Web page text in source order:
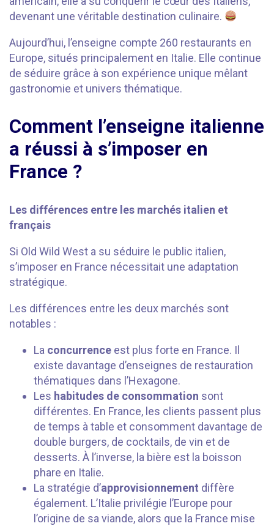
devenant une véritable destination culinaire.
Aujourd’hui, l’enseigne compte 260 restaurants en
Europe, situés principalement en Italie. Elle continue
de séduire grâce à son expérience unique mêlant
gastronomie et univers thématique.
Comment l’enseigne italienne
a réussi à s’imposer en
France ?
Les différences entre les marchés italien et
français
Si Old Wild West a su séduire le public italien,
s’imposer en France nécessitait une adaptation
stratégique.
Les différences entre les deux marchés sont
notables :
La concurrence est plus forte en France. Il
existe davantage d’enseignes de restauration
thématiques dans l’Hexagone.
Les habitudes de consommation sont
différentes. En France, les clients passent plus
de temps à table et consomment davantage de
double burgers, de cocktails, de vin et de
desserts. À l’inverse, la bière est la boisson
phare en Italie.
La stratégie d’approvisionnement diffère
également. L’Italie privilégie l’Europe pour
l’origine de sa viande, alors que la France mise